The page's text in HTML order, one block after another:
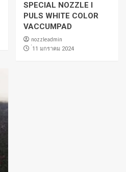
SPECIAL NOZZLE I
PULS WHITE COLOR
VACCUMPAD
nozzleadmin
่11 มกราคม 2024